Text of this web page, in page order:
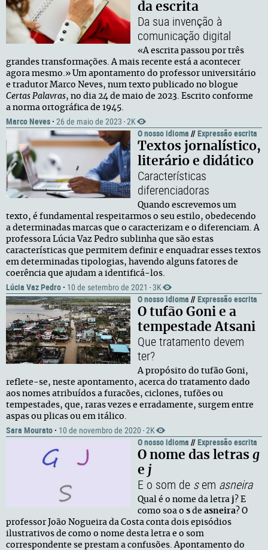
da escrita
Da sua invenção à
comunicação digital
«A escrita passou por três
grandes transformações. A mais recente está a acontecer
agora mesmo.» Um apontamento do professor universitário
e tradutor Marco Neves, num texto publicado no blogue
Certas Palavras, no dia 24 de maio de 2023. Escrito conforme
a norma ortográfica de 1945.
Marco Neves · 26 de maio de 2023 · 2K
O nosso idioma //Expressão escrita
Textos jornalístico,
literário e didático
Características
diferenciadoras
Quando escrevemos um
texto, é fundamental respeitarmos o seu estilo, obedecendo
a determinadas marcas que o caracterizam e o diferenciam. A
professora Lúcia Vaz Pedro sublinha que são estas
características que permitem definir e enquadrar esses textos
em determinadas tipologias, havendo alguns fatores de
coerência que ajudam a identificá-los.
Lúcia Vaz Pedro · 10 de setembro de 2021 · 3K
O nosso idioma //Expressão escrita
O tufão Goni e a
tempestade Atsani
Que tratamento devem
ter?
A propósito do tufão Goni,
reflete-se, neste apontamento, acerca do tratamento dado
aos nomes atribuídos a furacões, ciclones, tufões ou
tempestades, que, raras vezes e erradamente, surgem entre
aspas ou plicas ou em itálico.
Sara Mourato · 10 de novembro de 2020 · 2K
O nosso idioma //Expressão escrita
O nome das letras g
e j
E o som de sem asneira
Qual é o nome da letra j? E
como soa o s de asneira? O
professor João Nogueira da Costa conta dois episódios
ilustrativos de como o nome desta letra e o som
correspondente se prestam a confusões. Apontamento do